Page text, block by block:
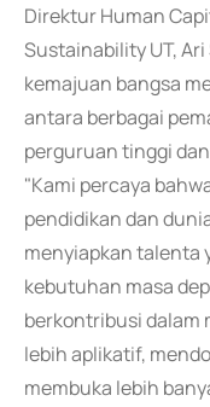
Direktur Human
Sustainability UT,
kemajuan bangsa
antara berbagai
perguruan tinggi
"Kami percaya
pendidikan dan
menyiapkan talenta
kebutuhan masa
berkontribusi dalam
lebih aplikatif,
membuka lebih